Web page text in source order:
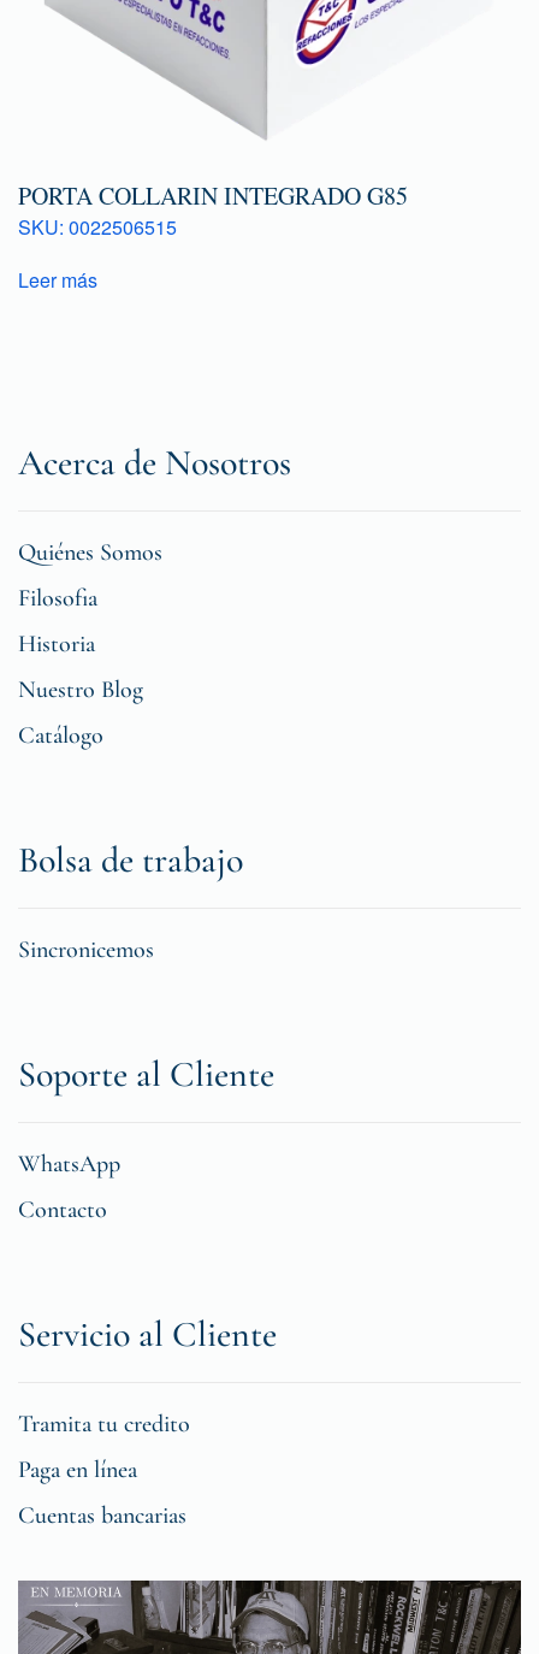
PORTA COLLARIN INTEGRADO G85
SKU: 0022506515
Leer más
Acerca de Nosotros
Quiénes Somos
Filosofia
Historia
Nuestro Blog
Catálogo
Bolsa de trabajo
Sincronicemos
Soporte al Cliente
WhatsApp
Contacto
Servicio al Cliente
Tramita tu credito
Paga en línea
Cuentas bancarias